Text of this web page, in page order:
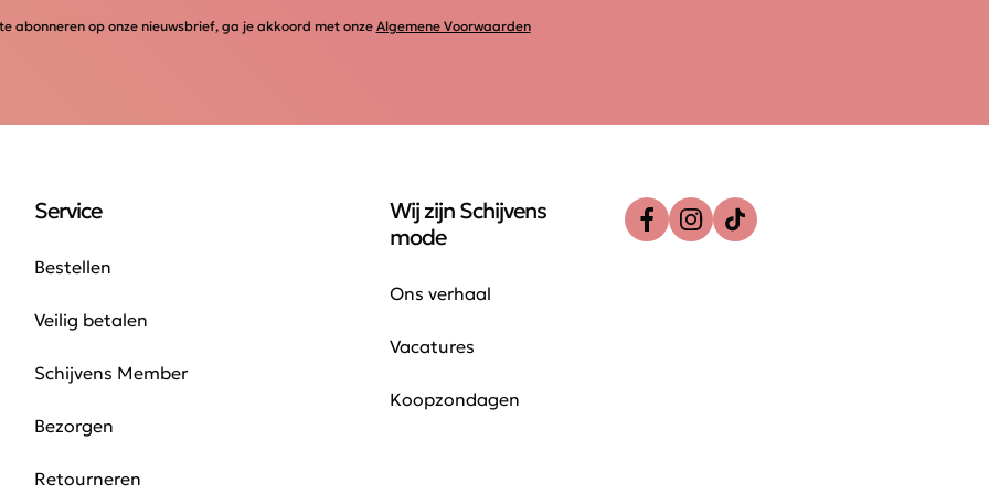
abonneren op onze nieuwsbrief, ga je akkoord met onze Algemene Voorwaarden
Service
Bestellen
Veilig betalen
Schijvens Member
Bezorgen
Retourneren
Wij zijn Schijvens
mode
Ons verhaal
Vacatures
Koopzondagen